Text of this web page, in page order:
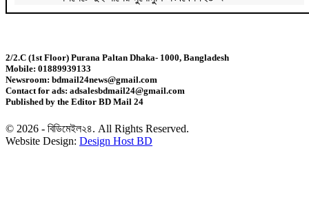
বগুড়ায় বাসচাপায় নিহত ৬
জন্মসূত্রে মার্কিন নাগরিকত্ব সীমিতের বিলে স্বাক্ষর করলেন
ট্রাম্প
জুলাই গণঅভ্যুত্থান বিতর্কিত করার অপচেষ্টা চলছে:
2/2.C (1st Floor) Purana Paltan Dhaka- 1000, Bangladesh
Mobile: 01889939133
Newsroom: bdmail24news@gmail.com
Contact for ads: adsalesbdmail24@gmail.com
Published by the Editor BD Mail 24
© 2026 - বিডিমেইল২৪. All Rights Reserved.
Website Design: Design Host BD